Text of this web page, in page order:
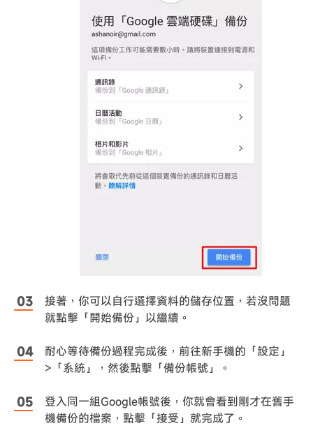
接著，你可以自行選擇資料的儲存位置，若沒問題
就點擊「開始備份」以繼續。
耐心等待備份過程完成後，前往新手機的「設定」
>「系統」，然後點擊「備份帳號」。
登入同一組Google帳號後，你就會看到剛才在舊手
機備份的檔案，點擊「接受」就完成了。